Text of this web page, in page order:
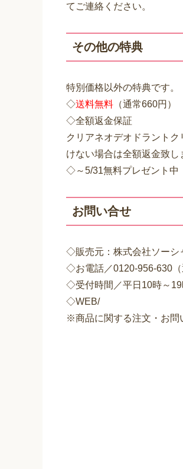
てご連絡ください。
その他の特典
特別価格以外の特典です。
◇送料無料 （通常660円）
◇全額返金保証
クリアネオデオドラント
けない場合は全額返金致し
◇～5/31無料プレゼント中
お問い合せ
◇販売元：株式会社ソーシ
◇お電話／0120-956-630（
◇受付時間／平日10時～
◇WEB/
※商品に関する注文・お問